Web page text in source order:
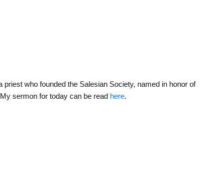
who founded the Salesian Society, named in honor of
sermon for today can be read here.